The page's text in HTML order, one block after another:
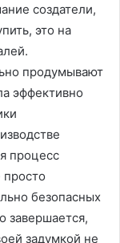
создатели,
это на
продумывают
эффективно
процесс
безопасных
завершается,
задумкой не